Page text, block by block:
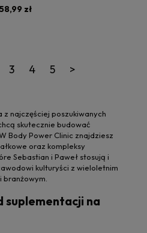
zł
3 4 5 >
z najczęściej poszukiwanych
skutecznie budować
Body Power Clinic znajdziesz
oraz kompleksy
Sebastian i Paweł stosują i
kulturyści z wieloletnim
suplementacji na